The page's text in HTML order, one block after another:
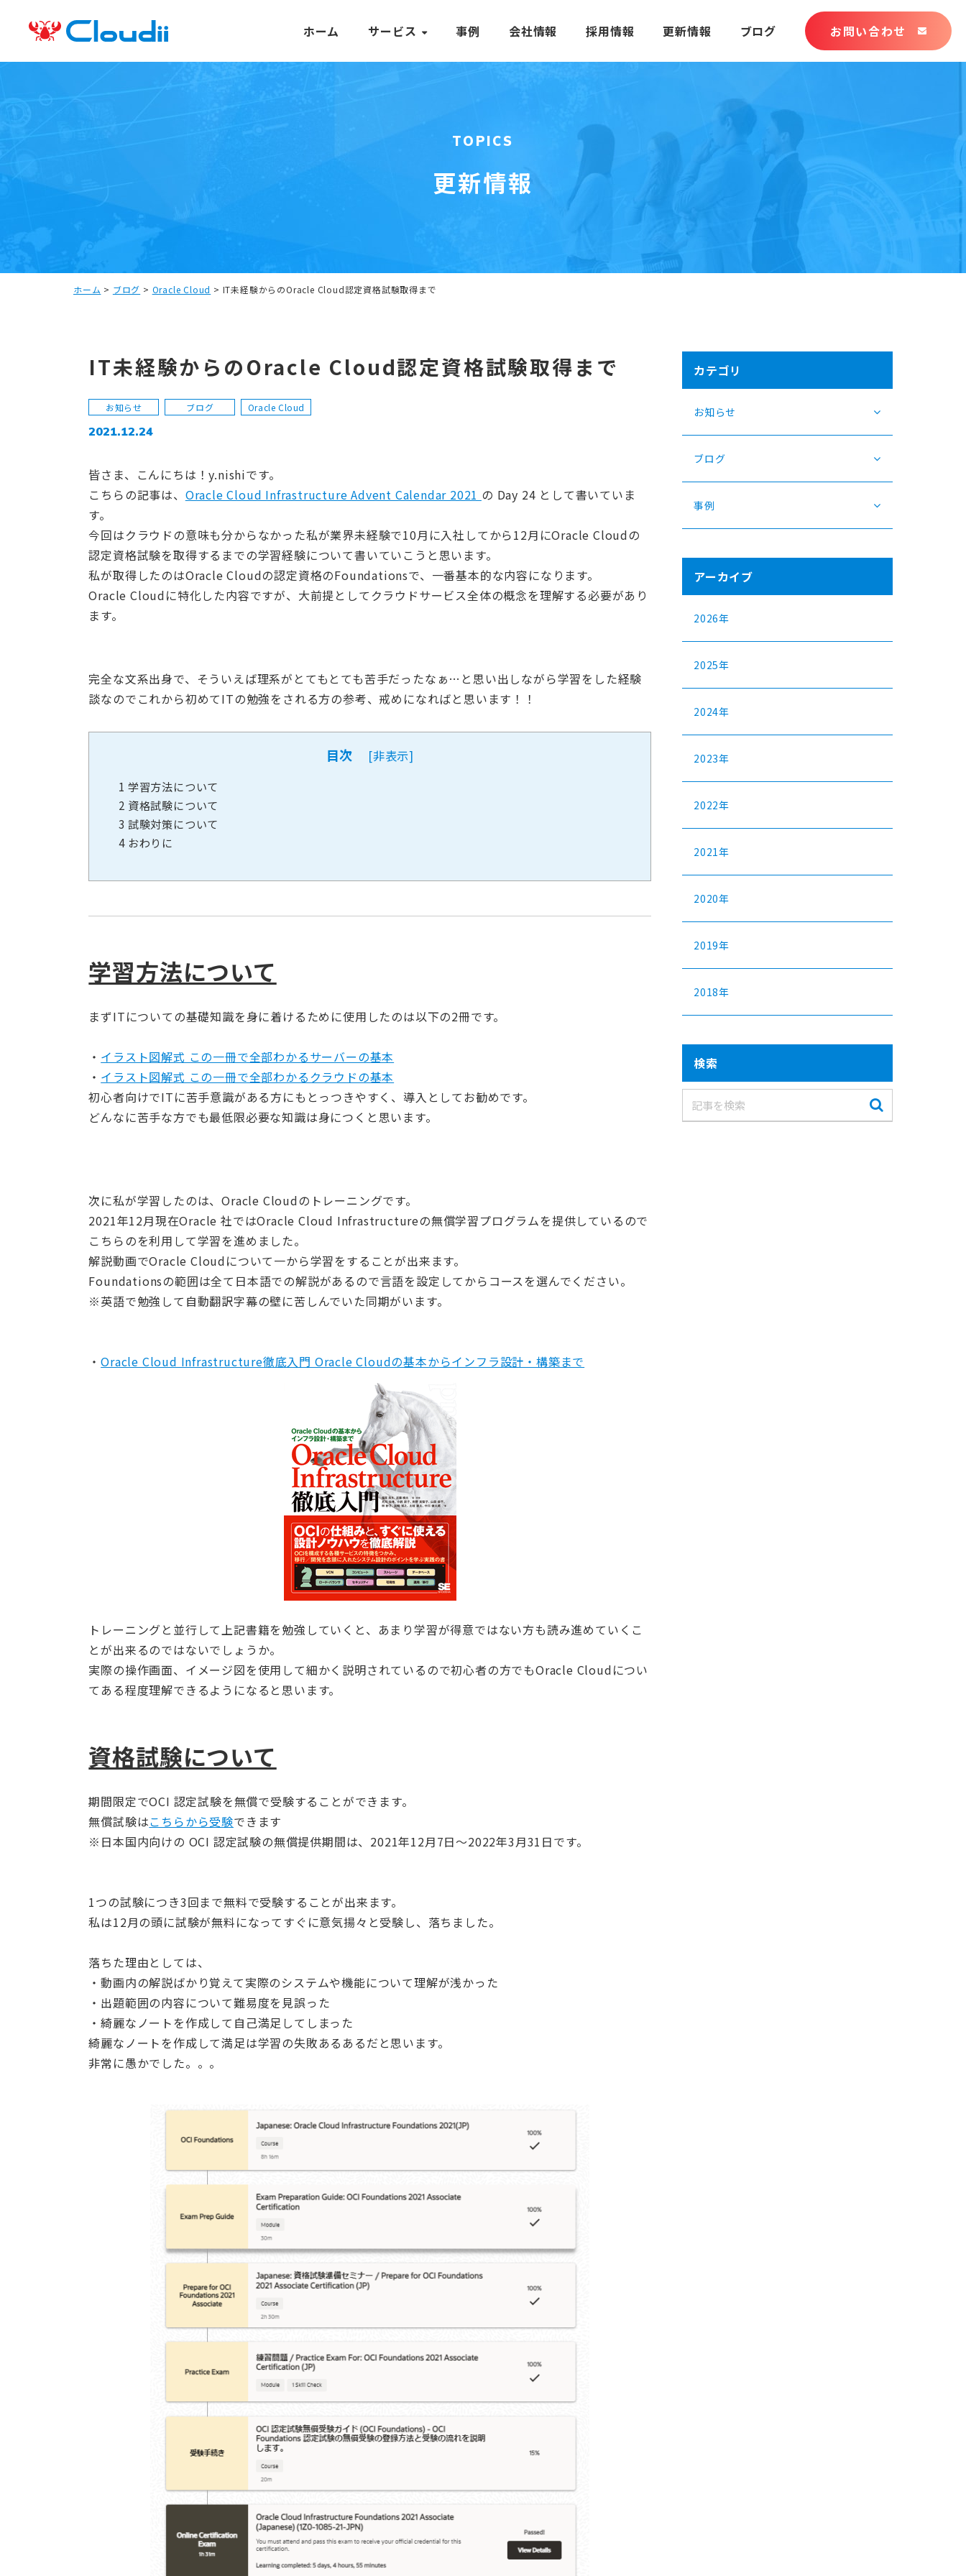
ホーム サービス 事例 会社情報 採用情報 更新情報 ブログ お問い合わせ
TOPICS
更新情報
ホーム > ブログ > Oracle Cloud > IT未経験からのOracle Cloud認定資格試験取得まで
IT未経験からのOracle Cloud認定資格試験取得まで
お知らせ ブログ Oracle Cloud
2021.12.24
皆さま、こんにちは！y.nishiです。
こちらの記事は、 Oracle Cloud Infrastructure Advent Calendar 2021 の Day 24 として書いていま
す。
今回はクラウドの意味も分からなかった私が業界未経験で10月に入社してから12月にOracle Cloudの
認定資格試験を取得するまでの学習経験について書いていこうと思います。
私が取得したのはOracle Cloudの認定資格のFoundationsで、一番基本的な内容になります。
Oracle Cloudに特化した内容ですが、大前提としてクラウドサービス全体の概念を理解する必要があり
ます。
完全な文系出身で、そういえば理系がとてもとても苦手だったなぁ…と思い出しながら学習をした経験
談なのでこれから初めてITの勉強をされる方の参考、戒めになればと思います！！
目次 [非表示]
1 学習方法について
2 資格試験について
3 試験対策について
4おわりに
学習方法について
まずITについての基礎知識を身に着けるために使用したのは以下の2冊です。
・ イラスト図解式 この一冊で全部わかるサーバーの基本
・ イラスト図解式 この一冊で全部わかるクラウドの基本
初心者向けでITに苦手意識がある方にもとっつきやすく、導入としてお勧めです。
どんなに苦手な方でも最低限必要な知識は身につくと思います。
次に私が学習したのは、Oracle Cloudのトレーニングです。
2021年12月現在Oracle 社ではOracle Cloud Infrastructureの無償学習プログラムを提供しているので
こちらのを利用して学習を進めました。
解説動画でOracle Cloudについて一から学習をすることが出来ます。
Foundationsの範囲は全て日本語での解説があるので言語を設定してからコースを選んでください。
※英語で勉強して自動翻訳字幕の壁に苦しんでいた同期がいます。
・Oracle Cloud Infrastructure徹底入門 Oracle Cloudの基本からインフラ設計・構築まで
トレーニングと並行して上記書籍を勉強していくと、あまり学習が得意ではない方も読み進めていくこ
とが出来るのではないでしょうか。
実際の操作画面、イメージ図を使用して細かく説明されているので初心者の方でもOracle Cloudについ
てある程度理解できるようになると思います。
資格試験について
期間限定でOCI 認定試験を無償で受験することができます。
無償試験はこちらから受験できます
※日本国内向けの OCI 認定試験の無償提供期間は、2021年12月7日～2022年3月31日です。
1つの試験につき3回まで無料で受験することが出来ます。
私は12月の頭に試験が無料になってすぐに意気揚々と受験し、落ちました。
落ちた理由としては、
・動画内の解説ばかり覚えて実際のシステムや機能について理解が浅かった
・出題範囲の内容について難易度を見誤った
・綺麗なノートを作成して自己満足してしまった
綺麗なノートを作成して満足は学習の失敗あるあるだと思います。
非常に愚かでした。。。
カテゴリ
お知らせ
ブログ
事例
アーカイブ
2026年
2025年
2024年
2023年
2022年
2021年
2020年
2019年
2018年
検索